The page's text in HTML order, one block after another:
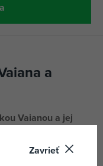
a
Vaianou a jej
ostrova a vytvárať
Zavrieť